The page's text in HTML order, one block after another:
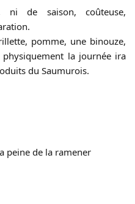
ni de saison, coûteuse,
pomme, une binouze,
la journée ira
du Saumurois.
peine de la ramener